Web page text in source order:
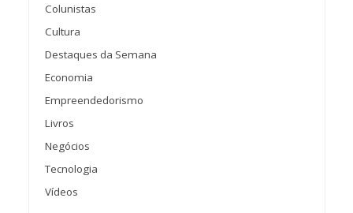
Colunistas
Cultura
Destaques da Semana
Economia
Empreendedorismo
Livros
Negócios
Tecnologia
Vídeos